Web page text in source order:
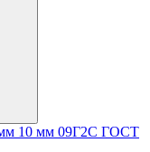
мм 10 мм 09Г2С ГОСТ